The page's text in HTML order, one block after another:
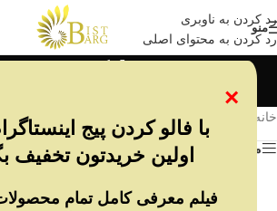
رد کردن به ناوبری
رد کردن به محتوای اصلی
منو
خانه
محصول برند هایک ویژن
مشاهده فیلترها
×
با فالو کردن پیج
اولین خریدتون تخفیف
فیلم معرفی کامل تمام